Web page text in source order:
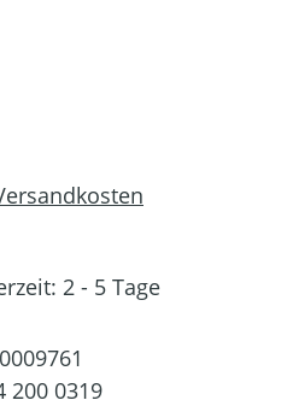
2 - 5 Tage
200 0319